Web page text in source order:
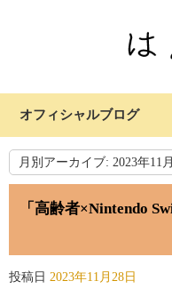
オフィシャルブログ
月別アーカイブ: 2023年11月
「高齢者×Nintendo
投稿日 2023年11月28日